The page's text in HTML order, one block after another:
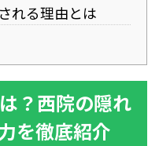
れる理由とは
？西院の隠れ
を徹底紹介